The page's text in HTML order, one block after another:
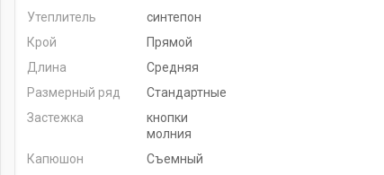
Утеплитель
синтепон
Крой
Прямой
Длина
Средняя
Размерный ряд
Стандартные
Застежка
кнопки
молния
Капюшон
Съемный